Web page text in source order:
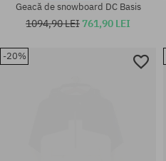
Mărimi existente:
Geacă de snowboard DC Basis
1094,90 LEI 761,90 LEI
-20%